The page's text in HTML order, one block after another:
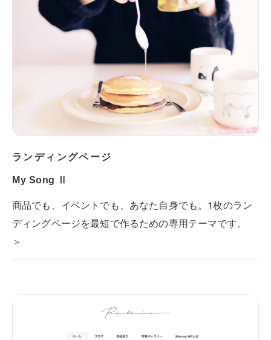
ランディングページ
My Song Ⅱ
商品でも、イベントでも、あなた自身でも。1枚のラン
ディングページを最短で作るための専用テーマです。
＞